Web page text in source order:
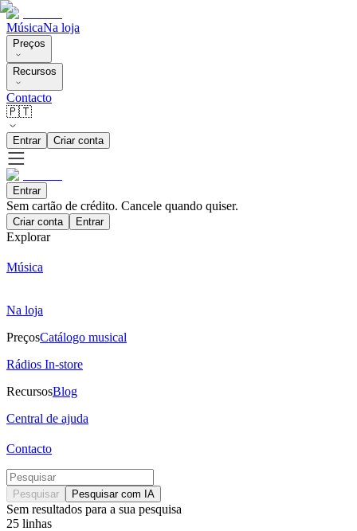
MúsicaNa loja
Preços
Recursos
Contacto
🇵🇹
Entrar Criar conta
Entrar
Sem cartão de crédito. Cancele quando quiser.
Criar conta Entrar
Explorar
Música
Na loja
PreçosCatálogo musical
Rádios In-store
RecursosBlog
Central de ajuda
Contacto
Pesquisar Pesquisar com IA
Sem resultados para a sua pesquisa
25 linhas